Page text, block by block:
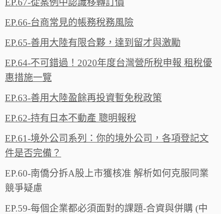
EP.66-台商常見的帳務稅務風險‬‬
EP.65-善用大陸有限合夥，達到留才與激‪勵‬‬
EP.64-不可錯過！2020年度台灣營所稅申報 租稅優
惠措施一‪覽‬
EP.63-善用大陸盈餘再投資暫免稅政策
EP.62-持有日本不動產 聰明報稅
EP.61-境外公司系列：你的境外公司，各項登記文
件是否完備？
EP.60-南僑分拆A股上市獲核准 解析如何克服同業
競爭疑慮
EP.59-每個企業都必須面對的課題-合資與併購 (中